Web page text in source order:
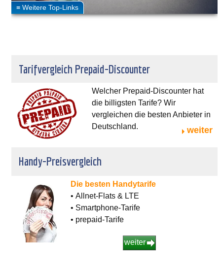
Tarifvergleich Prepaid-Discounter
Welcher Prepaid-Discounter hat
die billigsten Tarife? Wir
vergleichen die besten Anbieter in
Deutschland.
weiter
Handy-Preisvergleich
Die besten Handytarife
• Allnet-Flats & LTE
• Smartphone-Tarife
• prepaid-Tarife
weiter